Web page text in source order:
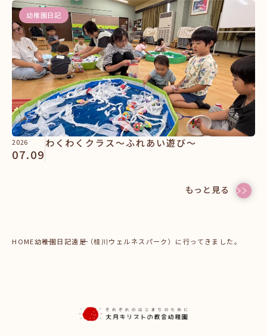
幼稚園日記
2026
07.09
わくわくクラス～ふれあい遊び～
もっと見る
HOME幼稚園日記遠足（桂川ウェルネスパーク）に行ってきました。